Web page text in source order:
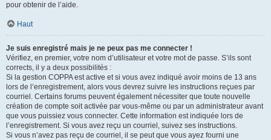
pour obtenir de l’aide.
Haut
Je suis enregistré mais je ne peux pas me connecter !
Vérifiez, en premier, votre nom d’utilisateur et votre mot de passe. S’ils sont
corrects, il y a deux possibilités :
Si la gestion COPPA est active et si vous avez indiqué avoir moins de 13 ans
lors de l’enregistrement, alors vous devrez suivre les instructions reçues par
courriel. Certains forums peuvent également nécessiter que toute nouvelle
création de compte soit activée par vous-même ou par un administrateur avant
que vous puissiez vous connecter. Cette information est indiquée lors de
l’enregistrement. Si vous avez reçu un courriel, suivez ses instructions.
Si vous n’avez pas reçu de courriel, il se peut que vous ayez fourni une